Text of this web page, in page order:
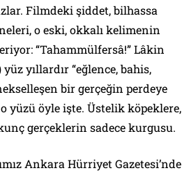
Filmdeki şiddet, bilhassa
o eski, okkalı kelimenin
“Tahammülfersâ!” Lâkin
yıllardır “eğlence, bahis,
bir gerçeğin perdeye
o yüzü öyle işte. Üstelik köpeklere,
gerçeklerin sadece kurgusu.
Ankara Hürriyet Gazetesi’nde